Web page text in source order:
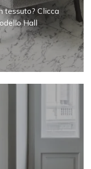
tessuto? Clicca
Hall